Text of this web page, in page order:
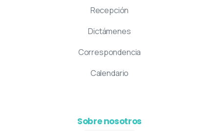
Recepción
Dictámenes
Correspondencia
Calendario
Sobre nosotros